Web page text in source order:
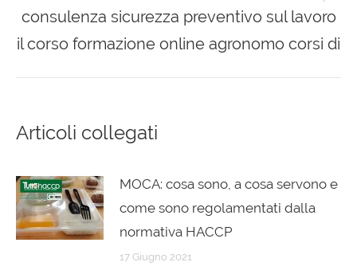
post:
consulenza sicurezza preventivo sul lavoro
il corso formazione online agronomo corsi di
Articoli collegati
MOCA: cosa sono, a cosa servono e
come sono regolamentati dalla
normativa HACCP
17 Giugno 2021